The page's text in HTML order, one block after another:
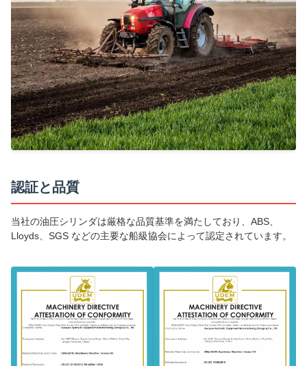
認証と品質
当社の油圧シリンダは厳格な品質基準を満たしており、ABS、
Lloyds、SGS などの主要な船級協会によって認定されています。